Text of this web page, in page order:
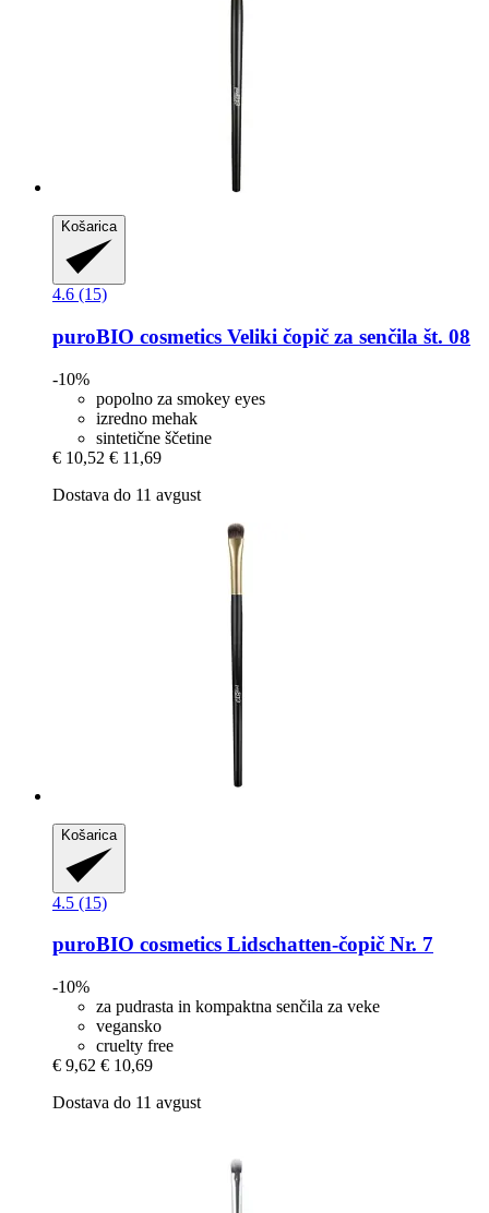
Košarica
4.6 (15)
puroBIO cosmetics Veliki čopič za senčila št. 08
-10%
popolno za smokey eyes
izredno mehak
sintetične ščetine
€ 10,52 € 11,69
Dostava do 11 avgust
Košarica
4.5 (15)
puroBIO cosmetics Lidschatten-​čopič Nr. 7
-10%
za pudrasta in kompaktna senčila za veke
vegansko
cruelty free
€ 9,62 € 10,69
Dostava do 11 avgust